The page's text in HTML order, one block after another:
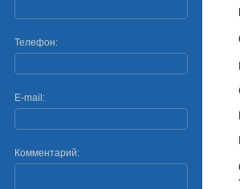
Телефон:
E-mail:
Комментарий: